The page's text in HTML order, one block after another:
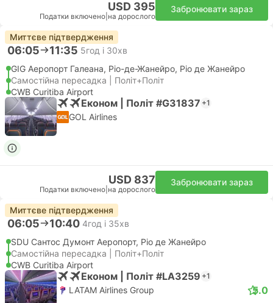
USD 395
Податки включено на дорослого
Забронювати зараз
Миттєве підтвердження
06:05 11:35 5год і 30хв
GIG Аеропорт Галеана, Ріо-де-Жанейро, Ріо де Жанейро
Самостійна пересадка | Політ+Політ
CWB Curitiba Airport
Економ | Політ #G31837 +1
GOL Airlines
USD 837
Податки включено на дорослого
Забронювати зараз
Миттєве підтвердження
06:05 10:40 4год і 35хв
SDU Сантос Думонт Аеропорт, Ріо де Жанейро
Самостійна пересадка | Політ+Політ
CWB Curitiba Airport
Економ | Політ #LA3259 +1
LATAM Airlines Group 5.0